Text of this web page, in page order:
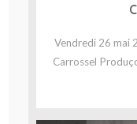
Vendredi 26 mai
Carrossel